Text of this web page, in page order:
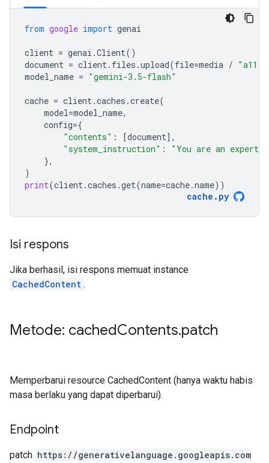
from google import genai
client = genai .Client()
document = client. files .upload(file=media /
model_name = "gemini-3.5-flash"
cache = client.caches .create(
model=model_name,
config={
"contents" : [document],
"system_instruction" :
"You are an expert
},
)
print(client.caches .get(name=cache.name))
cache . py
Isi respons
Jika berhasil, isi respons memuat instance
CachedContent .
Metode: cachedContents.patch
Memperbarui resource CachedContent (hanya waktu habis
masa berlaku yang dapat diperbarui).
Endpoint
patch https: / /generativelanguage.googleapis.com